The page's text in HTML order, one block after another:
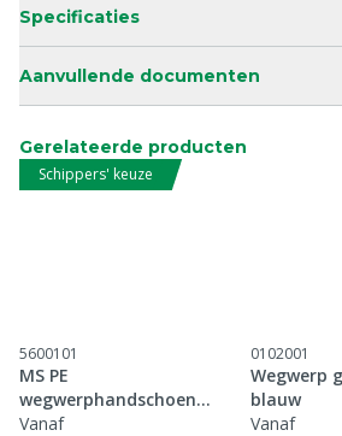
Specificaties
Aanvullende documenten
Gerelateerde producten
Schippers' keuze
5600101
MS PE
wegwerphandschoen
groen lang, p/100
Vanaf
0102001
Wegwerp
blauw
Vanaf